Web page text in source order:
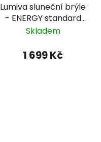
Lumiva sluneční brýle
- ENERGY standard
01026 - červená,
zorníky
Skladem
1 699 Kč